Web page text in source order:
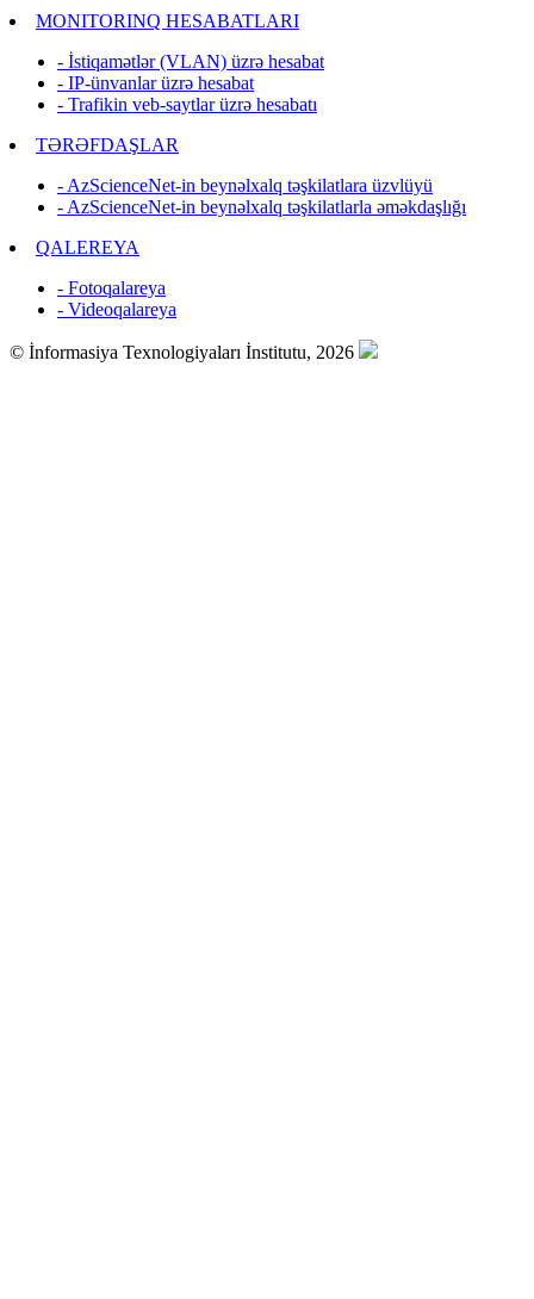
MONITORINQ HESABATLARI
- İstiqamətlər (VLAN) üzrə hesabat
- IP-ünvanlar üzrə hesabat
- Trafikin veb-saytlar üzrə hesabatı
TƏRƏFDAŞLAR
- AzScienceNet-in beynəlxalq təşkilatlara üzvlüyü
- AzScienceNet-in beynəlxalq təşkilatlarla əməkdaşlığı
QALEREYA
- Fotoqalareya
- Videoqalareya
© İnformasiya Texnologiyaları İnstitutu, 2026